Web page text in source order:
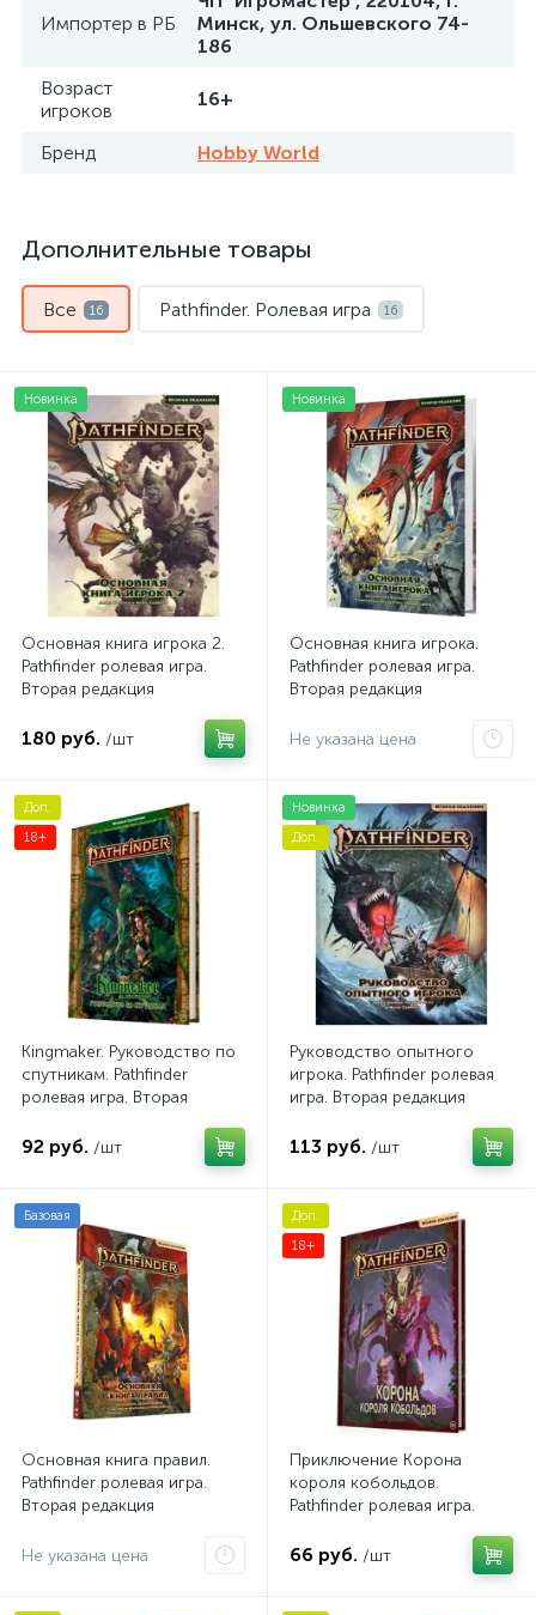
Импортер в РБ
Минск, ул. Ольшевского 74-
186
Возраст
игроков
16+
Бренд Hobby World
Дополнительные товары
Все 16 Pathfinder. Ролевая игра 16
Новинка
Основная книга игрока 2.
Pathfinder ролевая игра.
Вторая редакция
180 руб. /шт
Новинка
Основная книга игрока.
Pathfinder ролевая игра.
Вторая редакция
Не указана цена
Доп.
18+
Kingmaker. Руководство по
спутникам. Pathfinder
ролевая игра. Вторая
92 руб. /шт
Новинка
Доп.
Руководство опытного
игрока. Pathfinder ролевая
игра. Вторая редакция
113 руб. /шт
Базовая
Основная книга правил.
Pathfinder ролевая игра.
Вторая редакция
Не указана цена
Доп.
18+
Приключение Корона
короля кобольдов.
Pathfinder ролевая игра.
66 руб. /шт